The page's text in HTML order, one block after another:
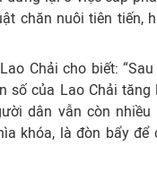
chăn nuôi tiên tiến,
Chải cho biết:
số của Lao Chải tăng
dân vẫn còn
khóa, là đòn bẩy để